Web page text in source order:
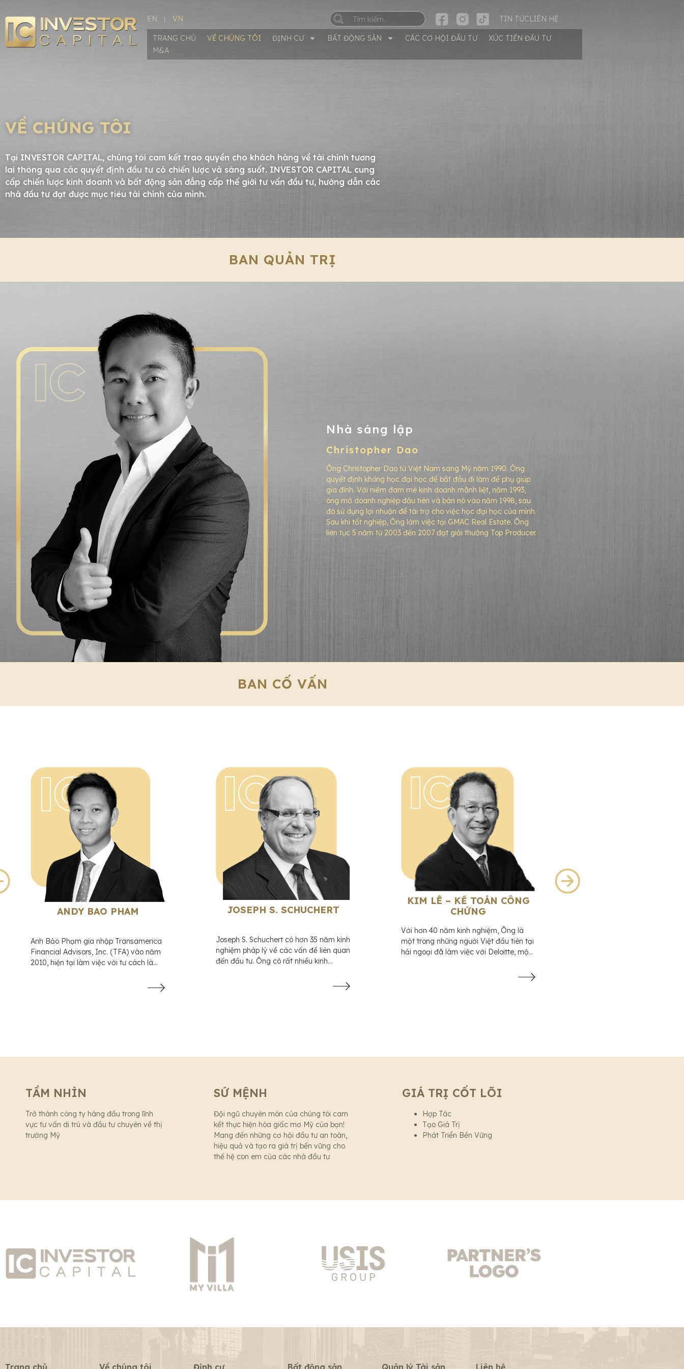
EN VN TIN TỨCLIÊN HỆ
TRANG CHỦ VỀ CHÚNG TÔI ĐỊNH CƯ BẤT ĐỘNG SẢN CÁC CƠ HỘI ĐẦU TƯ
XÚC TIẾN ĐẦU TƯ
M&A
VỀ CHÚNG TÔI
Tại INVESTOR CAPITAL, chúng tôi cam kết trao quyền cho khách hàng về tài chính tương
lai thông qua các quyết định đầu tư có chiến lược và sáng suốt. INVESTOR CAPITAL cung
cấp chiến lược kinh doanh và bất động sản đẳng cấp thế giới tư vấn đầu tư, hướng dẫn các
nhà đầu tư đạt được mục tiêu tài chính của mình.
BAN QUẢN TRỊ
Nhà sáng lập
Christopher Dao
Ông Christopher Dao từ Việt Nam sang Mỹ năm 1990. Ông
quyết định không học đại học để bắt đầu đi làm để phụ giúp
gia đình. Với niềm đam mê kinh doanh mãnh liệt, năm 1993,
ông mở doanh nghiệp đầu tiên và bán nó vào năm 1998, sau
đó sử dụng lợi nhuận để tài trợ cho việc học đại học của mình.
Sau khi tốt nghiệp, Ông làm việc tại GMAC Real Estate. Ông
liên tục 5 năm từ 2003 đến 2007 đạt giải thưởng Top Producer.
BAN CỐ VẤN
ANDY BAO PHAM
Anh Bảo Phạm gia nhập Transamerica
Financial Advisors, Inc. (TFA) vào năm
2010, hiện tại làm việc với tư cách là
JOSEPH S. SCHUCHERT
Joseph S. Schuchert có hơn 35 năm kinh
nghiệm pháp lý về các vấn đề liên quan
đến đầu tư. Ông có rất nhiều kinh
KIM LÊ – KẾ TOÁN CÔNG
CHỨNG
Với hơn 40 năm kinh nghiệm, Ông là
một trong những người Việt đầu tiên tại
hải ngoại đã làm việc với Deloitte, một
TẦM NHÌN
Trở thành công ty hàng đầu trong lĩnh
vực tư vấn di trú và đầu tư chuyên về thị
trường Mỹ
SỨ MỆNH
Đội ngũ chuyên môn của chúng tôi cam
kết thực hiện hóa giấc mơ Mỹ của bạn!
Mang đến những cơ hội đầu tư an toàn,
hiệu quả và tạo ra giá trị bền vững cho
thế hệ con em của các nhà đầu tư
GIÁ TRỊ CỐT LÕI
Hợp Tác
Tạo Giá Trị
Phát Triển Bền Vững
Trang chủ Về chúng tôi Định cư Bất động sản Quản lý Tài sản Liên hệ